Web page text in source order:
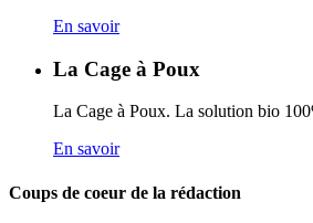
En savoir
La Cage à Poux
La Cage à Poux. La solution bio
En savoir
Coups de coeur de la rédaction